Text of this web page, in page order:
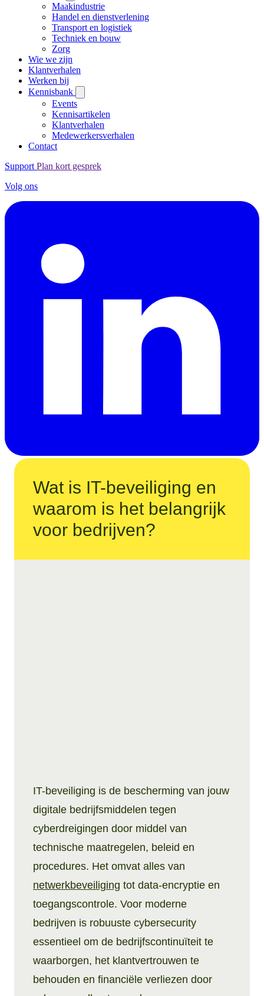
Maakindustrie
Handel en dienstverlening
Transport en logistiek
Techniek en bouw
Zorg
Wie we zijn
Klantverhalen
Werken bij
Kennisbank
Events
Kennisartikelen
Klantverhalen
Medewerkersverhalen
Contact
Support Plan kort gesprek
Volg ons
Wat is IT-beveiliging en
waarom is het belangrijk
voor bedrijven?
IT-beveiliging is de bescherming van jouw
digitale bedrijfsmiddelen tegen
cyberdreigingen door middel van
technische maatregelen, beleid en
procedures. Het omvat alles van
netwerkbeveiliging tot data-encryptie en
toegangscontrole. Voor moderne
bedrijven is robuuste cybersecurity
essentieel om de bedrijfscontinuïteit te
waarborgen, het klantvertrouwen te
behouden en financiële verliezen door